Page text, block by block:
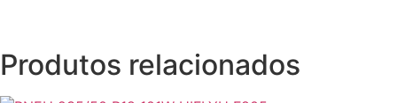
Produtos relacionados